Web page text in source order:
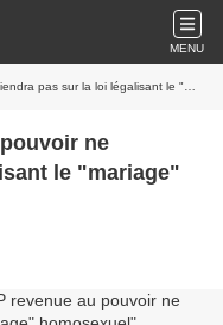
MENU
la loi légalisant le "mariage" homosexuel
ne
le "mariage"